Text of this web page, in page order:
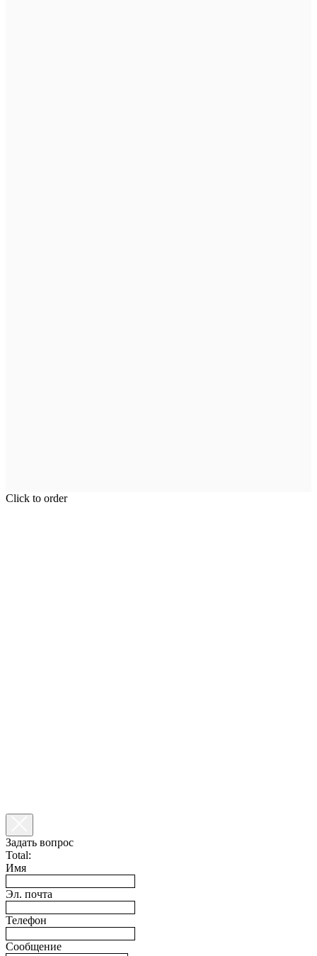
Click to order
Задать вопрос
Total:
Имя
Эл. почта
Телефон
Сообщение